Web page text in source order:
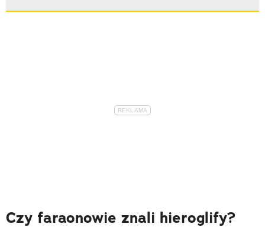
Czy faraonowie znali hieroglify?